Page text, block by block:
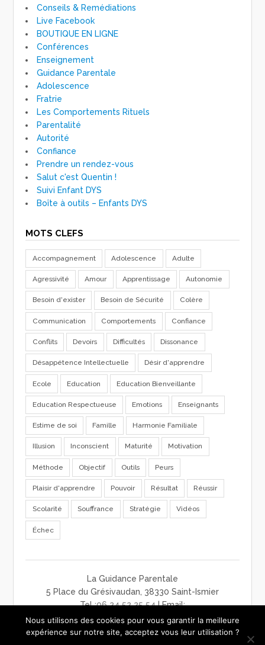
Conseils & Remédiations
Live Facebook
BOUTIQUE EN LIGNE
Conférences
Enseignement
Guidance Parentale
Adolescence
Fratrie
Les Comportements Rituels
Parentalité
Autorité
Confiance
Prendre un rendez-vous
Salut c'est Quentin !
Suivi Enfant DYS
Boîte à outils – Enfants DYS
MOTS CLEFS
Accompagnement Adolescence Adulte
Agressivité Amour Apprentissage Autonomie
Besoin d'exister Besoin de Sécurité Colère
Communication Comportements Confiance
Conflits Devoirs Difficultés Dissonance
Désappétence Intellectuelle Désir d'apprendre
Ecole Education Education Bienveillante
Education Respectueuse Emotions Enseignants
Estime de soi Famille Harmonie Familiale
Illusion Inconscient Maturité Motivation
Méthode Objectif Outils Peurs
Plaisir d'apprendre Pouvoir Résultat Réussir
Scolarité Souffrance Stratégie Vidéos
Échec
La Guidance Parentale
5 Place du Grésivaudan, 38330 Saint-Ismier
Tel :06 24 52 25 54| Email:
contact@laguidanceparentale.com
mentions légales-charte de confidentialité-CGV
Nous utilisons des cookies pour vous garantir la meilleure
expérience sur notre site, acceptez vous leur utilisation ?